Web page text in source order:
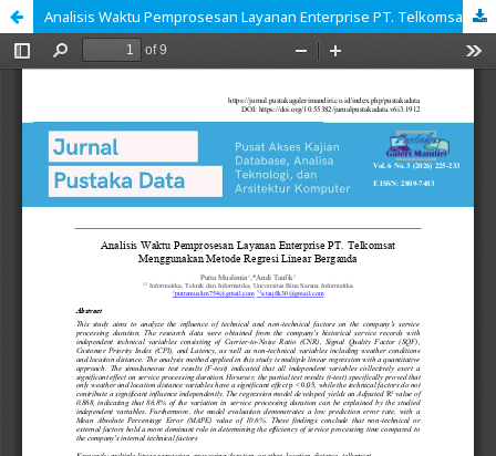
Analisis Waktu Pemprosesan Layanan Enterprise PT. Telkomsat Menggunakan Metode Regresi Linear Berganda